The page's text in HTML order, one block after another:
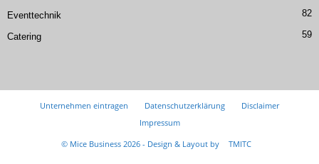
Eventtechnik 82
Catering 59
Unternehmen eintragen Datenschutzerklärung
Disclaimer
Impressum
© Mice Business 2026 - Design & Layout by
TMITC